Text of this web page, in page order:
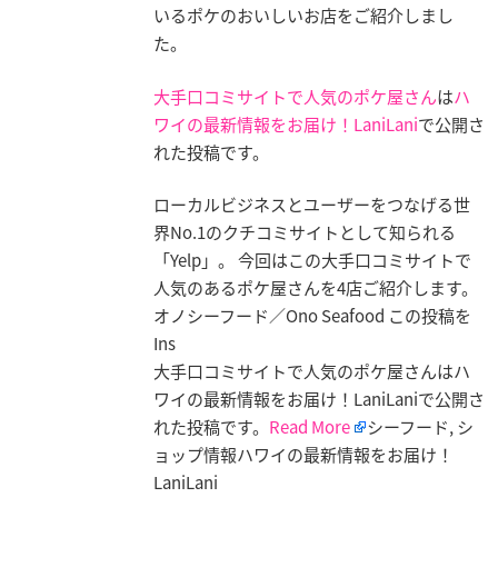
いるポケのおいしいお店をご紹介しまし
た。
大手口コミサイトで人気のポケ屋さんはハ
ワイの最新情報をお届け！LaniLaniで公開さ
れた投稿です。
ローカルビジネスとユーザーをつなげる世
界No.1のクチコミサイトとして知られる
「Yelp」。 今回はこの大手口コミサイトで
人気のあるポケ屋さんを4店ご紹介します。
オノシーフード／Ono Seafood この投稿を
Ins
大手口コミサイトで人気のポケ屋さんはハ
ワイの最新情報をお届け！LaniLaniで公開さ
れた投稿です。 Read More
シーフード, シ
ョップ情報ハワイの最新情報をお届け！
LaniLani